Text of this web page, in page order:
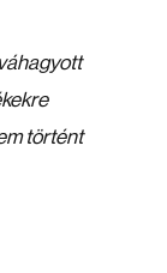
történt